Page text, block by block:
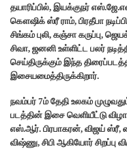
தயாரிப்பில், இயக்குநர்
கௌஷிக் ஸ்ரீ ராம், பிரதீபா
சிங்கம் புலி, கஞ்சா கருப்பு,
சிவா, ஜனனி உள்ளிட்ட பலர்
செய்திருக்கும் இந்த
இசையமைத்திருக்கிறார்.
நவம்பர் 7ம் தேதி உலகம்
படத்தின் இசை வெளியீட்டு
எஸ்.ஆர். பிரபாகரன், விஜய் ஸ்ரீ,
விஷ்ணு, சிபி ஆகியோர்